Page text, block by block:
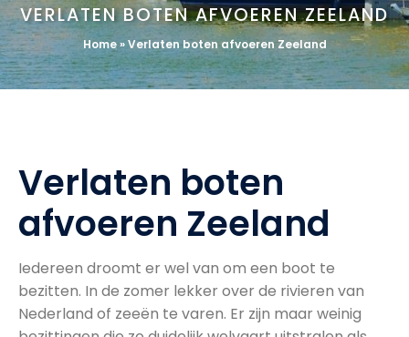
VERLATEN BOTEN AFVOEREN ZEELAND
Home»Verlaten boten afvoeren Zeeland
Verlaten boten
afvoeren Zeeland
Iedereen droomt er wel van om een boot te
bezitten. In de zomer lekker over de rivieren van
Nederland of zeeën te varen. Er zijn maar weinig